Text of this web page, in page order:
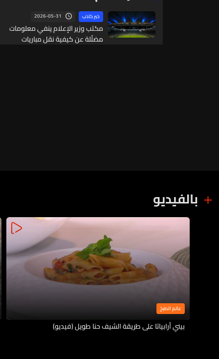
خبر كاذب 2026-05-31
مكتب وزير الإعلام ينفي معلومات
مضلّلة عن كيفية نقل مباريات
بالفيديو
عالم الطبخ
بيني أرابياتا على طريقة الشيف حنا طويل (فيديو)